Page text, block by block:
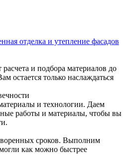
отделка и утепление фасадов
и подбора материалов до
остается только наслаждаться
и технологии. Даем
работы и материалы, чтобы вы
сроков. Выполним
как можно быстрее